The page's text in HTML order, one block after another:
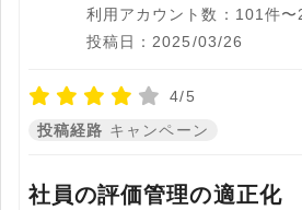
利用アカウント数：101件〜
投稿日：2025/03/26
4/5
投稿経路 キャンペーン
社員の評価管理の適正化